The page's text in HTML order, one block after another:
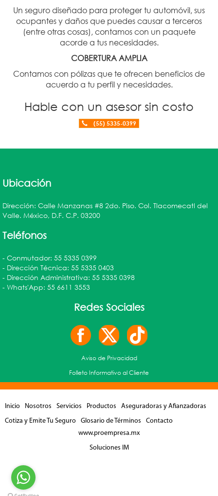
Un seguro diseñado para proteger tu automóvil, sus
ocupantes y daños que puedes causar a terceros
(entre otras cosas), contamos con un paquete
acorde a tus necesidades.
COBERTURA AMPLIA
Contamos con pólizas que te ofrecen beneficios de
acuerdo a tu perfil y necesidades.
Hable con un asesor sin costo
(55) 5335-0399
Ubicación
Dirección: Calle Manzanas #8 2do. Piso. Col. Tlacomecatl del
Valle. México, D.F. C.P. 03200
Teléfonos
- Conmutador: 55 5335 0399
- Dirección Técnica: 55 5335 0403
- Dirección Administrativa: 55 5335 0398
- Whats'App: 55 6611 3553
Redes Sociales
Aviso de Privacidad
Folleto Informativo al Cliente
Inicio Nosotros Servicios Productos
Aseguradoras y Afianzadoras
Cotiza y Emite Tu Seguro
Glosario de Términos
Contacto
www.proempresa.mx
Soluciones IM